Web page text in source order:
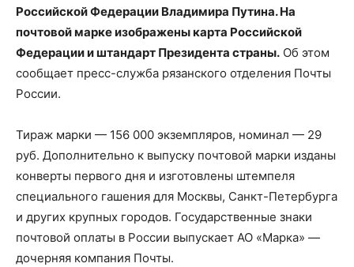
Российской Федерации Владимира Путина. На
почтовой марке изображены карта Российской
Федерации и штандарт Президента страны. Об этом
сообщает пресс-служба рязанского отделения Почты
России.
Тираж марки — 156 000 экземпляров, номинал — 29
руб. Дополнительно к выпуску почтовой марки изданы
конверты первого дня и изготовлены штемпеля
специального гашения для Москвы, Санкт-Петербурга
и других крупных городов. Государственные знаки
почтовой оплаты в России выпускает АО «Марка» —
дочерняя компания Почты.